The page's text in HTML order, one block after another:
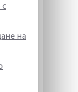
с
на